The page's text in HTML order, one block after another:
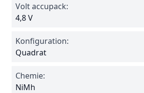
Volt accupack:
4,8 V
Konfiguration:
Quadrat
Chemie:
NiMh